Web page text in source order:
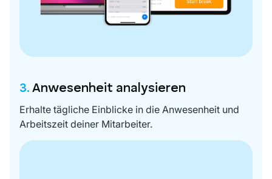
3. Anwesenheit analysieren
Erhalte tägliche Einblicke in die Anwesenheit und
Arbeitszeit deiner Mitarbeiter.